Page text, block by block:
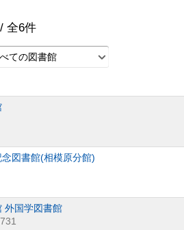
全6件
ての図書館
図書館(相模原分館)
外国学図書館